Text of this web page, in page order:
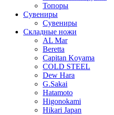
Топоры
Сувениры
Сувениры
Складные ножи
AL Mar
Beretta
Capitan Koyama
COLD STEEL
Dew Hara
G.Sakai
Hatamoto
Higonokami
Hikari Japan